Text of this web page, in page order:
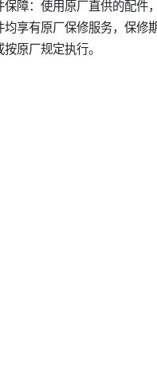
障：使用原厂直供的配件
享有原厂保修服务，保修
原厂规定执行。